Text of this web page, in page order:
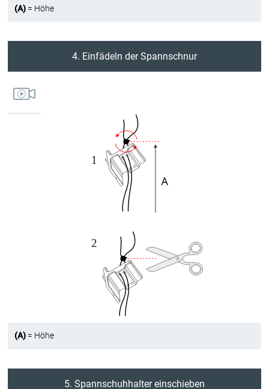
(A) = Höhe
4. Einfädeln der Spannschnur
(A) = Höhe
5. Spannschuhhalter einschieben